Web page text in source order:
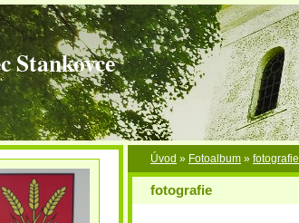
Stankovce
Úvod » Fotoalbum » fotografie
fotografie